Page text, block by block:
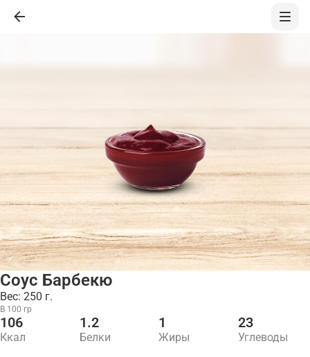
Соус Барбекю
Вес: 250 г.
В 100 гр
106
Ккал
1.2
Белки
1
Жиры
23
Углеводы